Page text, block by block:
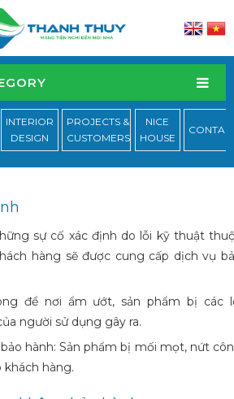
INTERIOR
DESIGN
PROJECTS &
CUSTOMERS
NICE
HOUSE
sự cố xác định do lỗi kỹ thuật
hàng sẽ được cung cấp dịch vụ
để nơi ẩm ướt, sản phẩm bị các
người sử dụng gây ra.
hành: Sản phẩm bị mối mọt, nứt
khách hàng.